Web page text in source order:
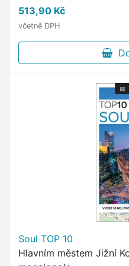
513,90 Kč
včetně DPH
Soul TOP 10
Hlavním městem Jižní